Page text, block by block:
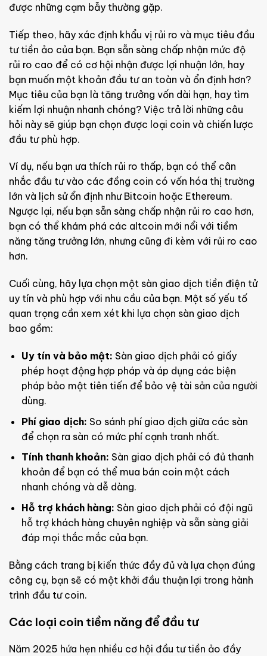
được những cạm bẫy thường gặp.
Tiếp theo, hãy xác định khẩu vị rủi ro và mục tiêu đầu
tư tiền ảo của bạn. Bạn sẵn sàng chấp nhận mức độ
rủi ro cao để có cơ hội nhận được lợi nhuận lớn, hay
bạn muốn một khoản đầu tư an toàn và ổn định hơn?
Mục tiêu của bạn là tăng trưởng vốn dài hạn, hay tìm
kiếm lợi nhuận nhanh chóng? Việc trả lời những câu
hỏi này sẽ giúp bạn chọn được loại coin và chiến lược
đầu tư phù hợp.
Ví dụ, nếu bạn ưa thích rủi ro thấp, bạn có thể cân
nhắc đầu tư vào các đồng coin có vốn hóa thị trường
lớn và lịch sử ổn định như Bitcoin hoặc Ethereum.
Ngược lại, nếu bạn sẵn sàng chấp nhận rủi ro cao hơn,
bạn có thể khám phá các altcoin mới nổi với tiềm
năng tăng trưởng lớn, nhưng cũng đi kèm với rủi ro cao
hơn.
Cuối cùng, hãy lựa chọn một sàn giao dịch tiền điện tử
uy tín và phù hợp với nhu cầu của bạn. Một số yếu tố
quan trọng cần xem xét khi lựa chọn sàn giao dịch
bao gồm:
Uy tín và bảo mật: Sàn giao dịch phải có giấy
phép hoạt động hợp pháp và áp dụng các biện
pháp bảo mật tiên tiến để bảo vệ tài sản của người
dùng.
Phí giao dịch: So sánh phí giao dịch giữa các sàn
để chọn ra sàn có mức phí cạnh tranh nhất.
Tính thanh khoản: Sàn giao dịch phải có đủ thanh
khoản để bạn có thể mua bán coin một cách
nhanh chóng và dễ dàng.
Hỗ trợ khách hàng: Sàn giao dịch phải có đội ngũ
hỗ trợ khách hàng chuyên nghiệp và sẵn sàng giải
đáp mọi thắc mắc của bạn.
Bằng cách trang bị kiến thức đầy đủ và lựa chọn đúng
công cụ, bạn sẽ có một khởi đầu thuận lợi trong hành
trình đầu tư coin.
Các loại coin tiềm năng để đầu tư
Năm 2025 hứa hẹn nhiều cơ hội đầu tư tiền ảo đầy